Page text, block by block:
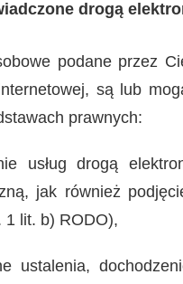
drogą
podane przez
są lub
prawnych:
usług drogą
jak również
1 lit. b) RODO),
ustalenia,